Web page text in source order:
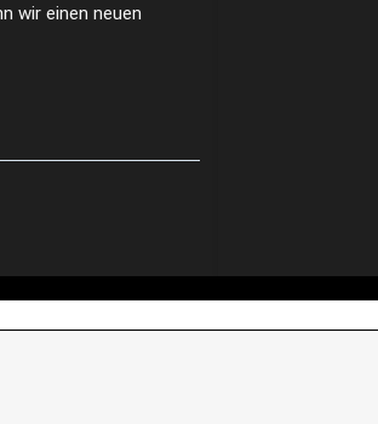
wir einen neuen